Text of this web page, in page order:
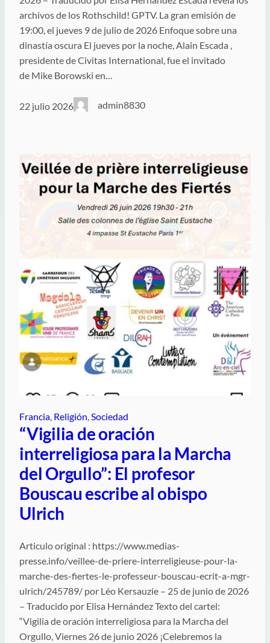
archivos de los Rothschild! GPTV. La gran emisión de
19:00, el jueves 9 de julio de 2026 Enfoque sobre una
dinastía oscura El jueves por la noche, Alain Escada ,
presidente de Civitas International, fue el invitado
de Mike Borowski en…
22 julio 2026 admin8830
Francia, Religión, Sociedad
“Vigilia de oración
interreligiosa para la Marcha
del Orgullo”: El profesor
Bouscau escribe al obispo
Ulrich
Articulo original : https://www.medias-
presse.info/veillee-de-priere-interreligieuse-pour-la-
marche-des-fiertes-le-professeur-bouscau-ecrit-a-mgr-
ulrich/245789/ por Léo Kersauzie – 25 de junio de 2026
– Traducido por Elisa Hernández Texto del cartel:
“Vigilia de oración interreligiosa para la Marcha del
Orgullo, Viernes 26 de junio 2026 ¡Celebremos la